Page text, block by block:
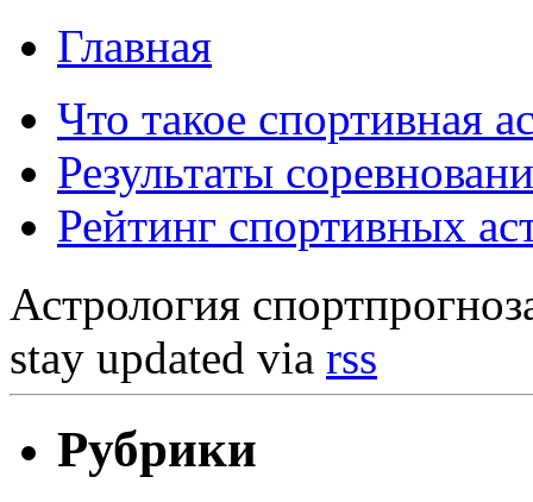
Главная
Что такое спортивная
Результаты
Рейтинг спортивных
Астрология
stay updated via rss
Рубрики